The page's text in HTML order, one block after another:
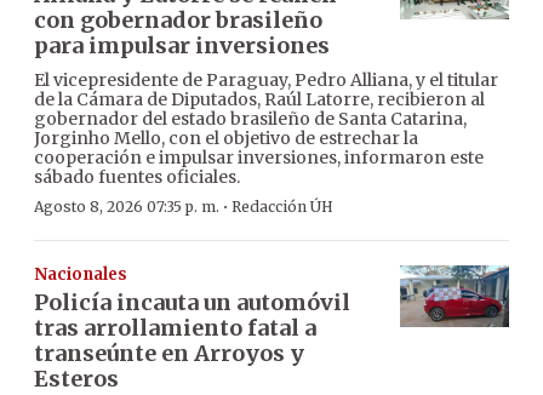
con gobernador brasileño
para impulsar inversiones
El vicepresidente de Paraguay, Pedro Alliana, y el titular
de la Cámara de Diputados, Raúl Latorre, recibieron al
gobernador del estado brasileño de Santa Catarina,
Jorginho Mello, con el objetivo de estrechar la
cooperación e impulsar inversiones, informaron este
sábado fuentes oficiales.
Agosto 8, 2026 07:35 p. m. · Redacción ÚH
Nacionales
Policía incauta un automóvil
tras arrollamiento fatal a
transeúnte en Arroyos y
Esteros